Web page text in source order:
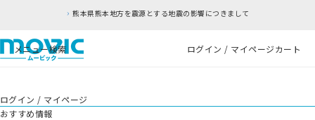
熊本県熊本地方を震源とする地震の影響につきまして
メニュー検索 ログイン / マイページカート
ログイン / マイページ
おすすめ情報